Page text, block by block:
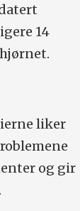
14
liker
og gir